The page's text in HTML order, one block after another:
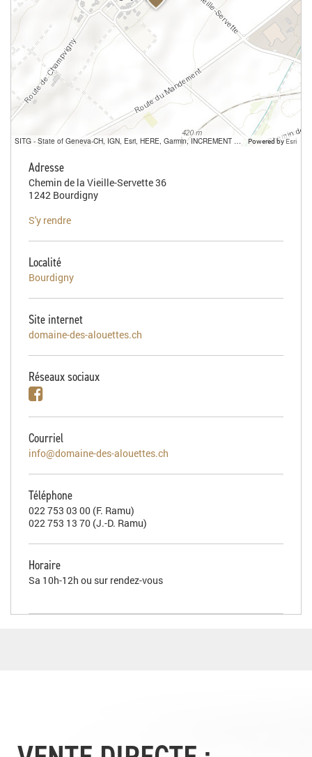
SITG - State of Geneva-CH, IGN, Esri, HERE, Garmin, INCREMENT P, USGS, METI/NASA Powered byEsri
Adresse
Chemin de la Vieille-Servette 36
1242 Bourdigny
S'y rendre
Localité
Bourdigny
Site internet
domaine-des-alouettes.ch
Réseaux sociaux
Courriel
info@domaine-des-alouettes.ch
Téléphone
022 753 03 00 (F. Ramu)
022 753 13 70 (J.-D. Ramu)
Horaire
Sa 10h-12h ou sur rendez-vous